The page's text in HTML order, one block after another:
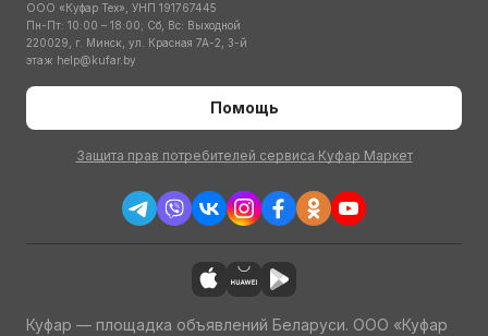
ООО «Куфар Тех», УНП 191767445
Пн-Пт: 10:00 – 18:00; Сб, Вс: Выходной
220029, г. Минск, ул. Красная 7А-2, 3-й
этаж help@kufar.by
Помощь
Защита прав потребителей сервиса Куфар Маркет
Куфар — площадка объявлений Беларуси. ООО «Куфар